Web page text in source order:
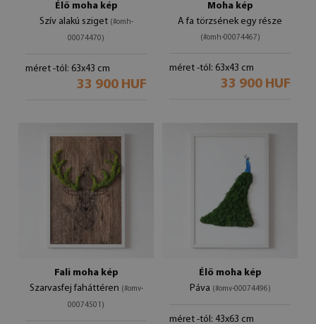
Élő moha kép
Szív alakú sziget (#omh-
00074470)
méret -tól: 63x43 cm
33 900 HUF
Moha kép
A fa törzsének egy része
(#omh-00074467)
méret -tól: 63x43 cm
33 900 HUF
Fali moha kép
Szarvasfej faháttéren (#omv-
00074501)
Élő moha kép
Páva (#omv-00074496)
méret -tól: 43x63 cm